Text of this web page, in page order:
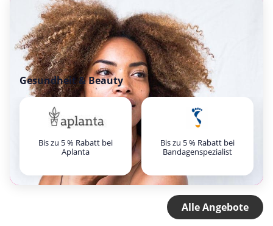
Gesundheit & Beauty
Bis zu 5 % Rabatt bei
Aplanta
Bis zu 5 % Rabatt bei
Bandagenspezialist
Alle Angebote